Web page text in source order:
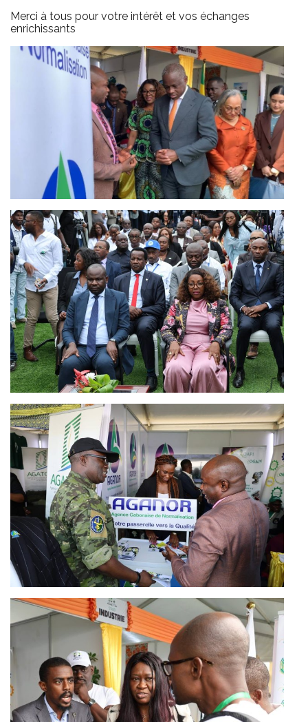
Merci à tous pour votre intérêt et vos échanges
enrichissants